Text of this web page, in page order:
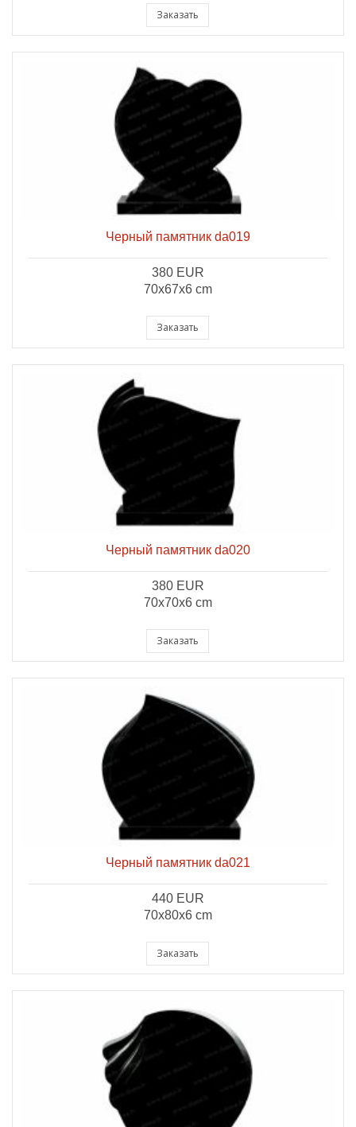
Заказать
Черный памятник da019
380 EUR
70x67x6 cm
Заказать
Черный памятник da020
380 EUR
70x70x6 cm
Заказать
Черный памятник da021
440 EUR
70x80x6 cm
Заказать